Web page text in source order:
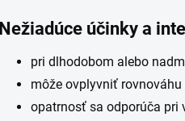
Nežiadúce účinky a
pri dlhodobom alebo
môže ovplyvniť
opatrnosť sa odporúča pri